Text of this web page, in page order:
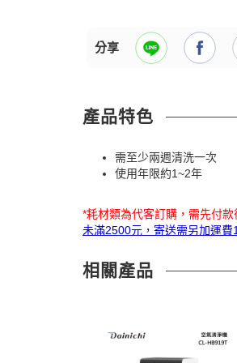
分享
產品特色
需至少兩週清洗一次
使用年限約1~2年
*耗材類為代客訂購，需先付
未滿2500元，寄送需另加運費
相關產品